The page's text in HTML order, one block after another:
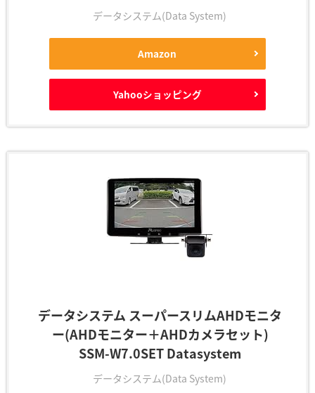
データシステム(Data System)
Amazon
Yahooショッピング
データシステム スーパースリムAHDモニタ
ー(AHDモニター＋AHDカメラセット)
SSM-W7.0SET Datasystem
データシステム(Data System)